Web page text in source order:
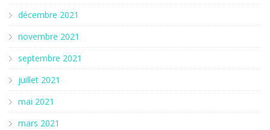
décembre 2021
novembre 2021
septembre 2021
juillet 2021
mai 2021
mars 2021